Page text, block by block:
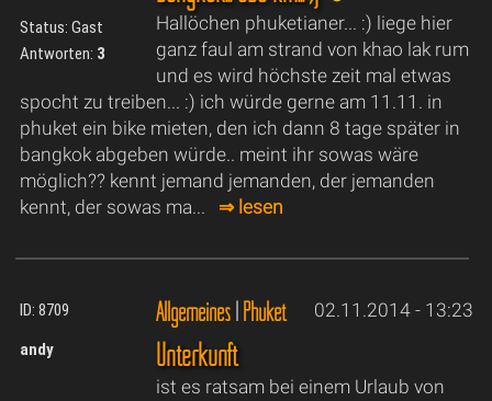
Status: Gast
Antworten: 3
Hallöchen phuketianer... :) liege hier
ganz faul am strand von khao lak rum
und es wird höchste zeit mal etwas
spocht zu treiben... :) ich würde gerne am 11.11. in
phuket ein bike mieten, den ich dann 8 tage später in
bangkok abgeben würde.. meint ihr sowas wäre
möglich?? kennt jemand jemanden, der jemanden
kennt, der sowas ma... ⇒ lesen
ID: 8709 Allgemeines|Phuket 02.11.2014 - 13:23
andy Unterkunft
ist es ratsam bei einem Urlaub von